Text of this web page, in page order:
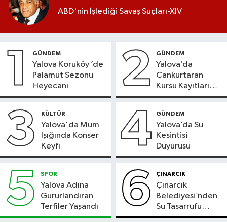
ABD'nin İşlediği Savaş Suçları-XIV
1 GÜNDEM
Yalova Koruköy ’de
Palamut Sezonu
Heyecanı
2 GÜNDEM
Yalova’da
Cankurtaran
Kursu Kayıtları
Başladı
3 KÜLTÜR
Yalova'da Mum
Işığında Konser
Keyfi
4 GÜNDEM
Yalova’da Su
Kesintisi
Duyurusu
5 SPOR
Yalova Adına
Gururlandıran
Terfiler Yaşandı
6 ÇINARCIK
Çınarcık
Belediyesi’nden
Su Tasarrufu
Çağrısı